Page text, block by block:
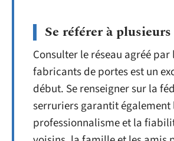
Se référer à plusieurs
Consulter le réseau agréé par
fabricants de portes est un
début. Se renseigner sur la
serruriers garantit également
professionnalisme et la